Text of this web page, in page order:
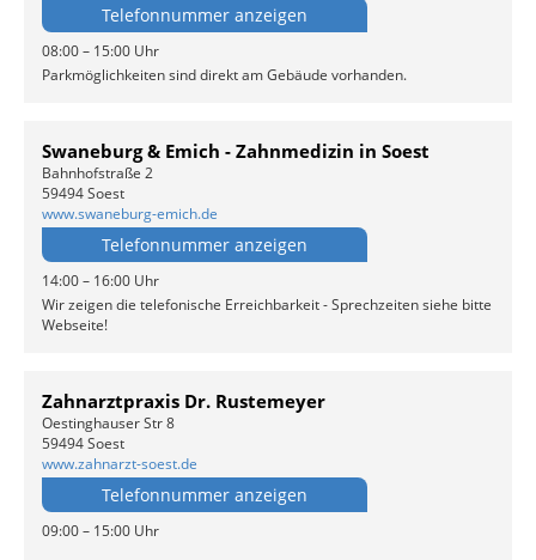
Telefonnummer anzeigen
08:00 – 15:00 Uhr
Parkmöglichkeiten sind direkt am Gebäude vorhanden.
Swaneburg & Emich - Zahnmedizin in Soest
Bahnhofstraße 2
59494 Soest
www.swaneburg-emich.de
Telefonnummer anzeigen
14:00 – 16:00 Uhr
Wir zeigen die telefonische Erreichbarkeit - Sprechzeiten siehe bitte
Webseite!
Zahnarztpraxis Dr. Rustemeyer
Oestinghauser Str 8
59494 Soest
www.zahnarzt-soest.de
Telefonnummer anzeigen
09:00 – 15:00 Uhr